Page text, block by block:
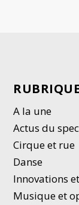
A la une
Actus du
Cirque et rue
Danse
Innovations
Musique et